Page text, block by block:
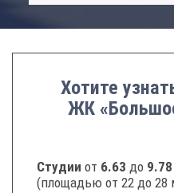
Хотите
ЖК
Студии от 6.63 до
(площадью от 22 до 28